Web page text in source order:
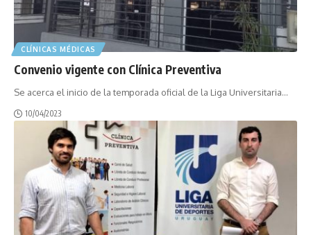
CLÍNICAS MÉDICAS
Convenio vigente con Clínica Preventiva
Se acerca el inicio de la temporada oficial de la Liga Universitaria…
10/04/2023